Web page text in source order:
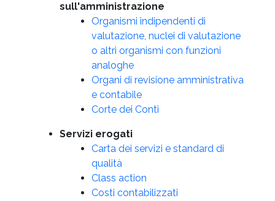
sull'amministrazione
Organismi indipendenti di
valutazione, nuclei di valutazione
o altri organismi con funzioni
analoghe
Organi di revisione amministrativa
e contabile
Corte dei Conti
Servizi erogati
Carta dei servizi e standard di
qualità
Class action
Costi contabilizzati